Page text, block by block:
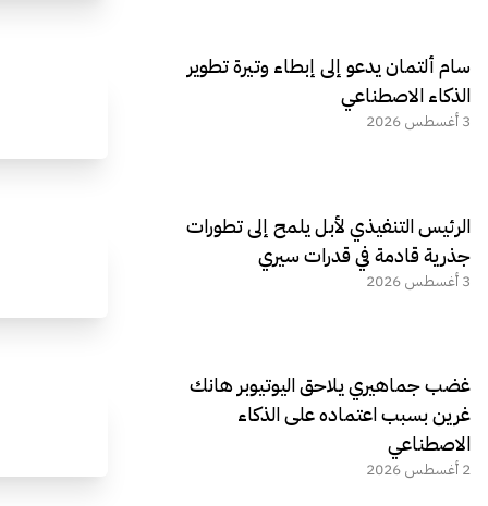
سام ألتمان يدعو إلى إبطاء وتيرة تطوير
الذكاء الاصطناعي
3 أغسطس 2026
الرئيس التنفيذي لأبل يلمح إلى تطورات
جذرية قادمة في قدرات سيري
3 أغسطس 2026
غضب جماهيري يلاحق اليوتيوبر هانك
غرين بسبب اعتماده على الذكاء
الاصطناعي
2 أغسطس 2026